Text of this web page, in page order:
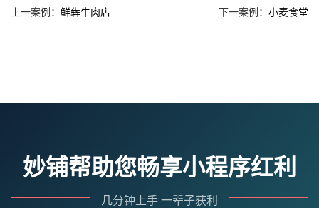
上一案例： 鲜犇牛肉店 下一案例： 小麦食堂
妙铺帮助您畅享小程序红利
几分钟上手 一辈子获利